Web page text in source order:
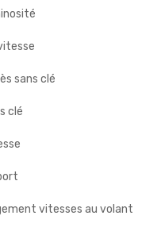
sans clé
clé
vitesses au volant